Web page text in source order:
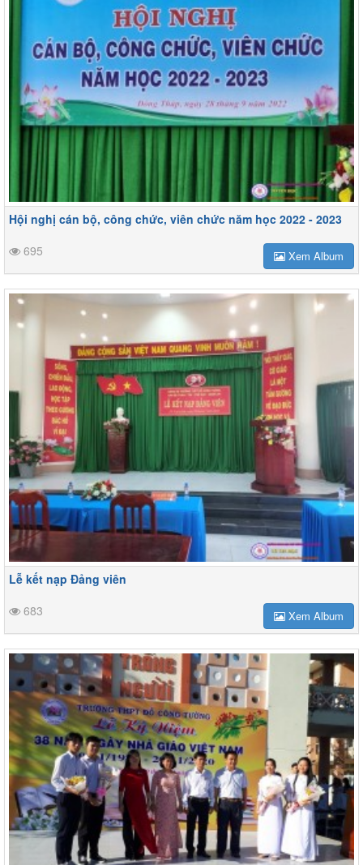
Hội nghị cán bộ, công chức, viên chức năm học 2022 - 2023
695
Xem Album
Lễ kết nạp Đảng viên
683
Xem Album